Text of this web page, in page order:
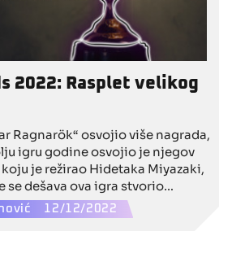
2022: Rasplet velikog
Ragnarök“ osvojio više nagrada,
igru godine osvojio je njegov
koju je režirao Hidetaka Miyazaki,
se dešava ova igra stvorio
12/12/2022